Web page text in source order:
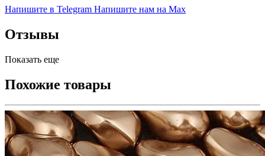
Напишите в Telegram Напишите нам на Max
Отзывы
Показать еще
Похожие товары